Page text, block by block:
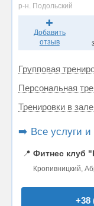
р-н. Подольский
Добавить
отзыв
Групповая
Персональная
Тренировки в зале
➡️ Все услуги и
📍 Фитнес клуб
Кропивницкий,
+38